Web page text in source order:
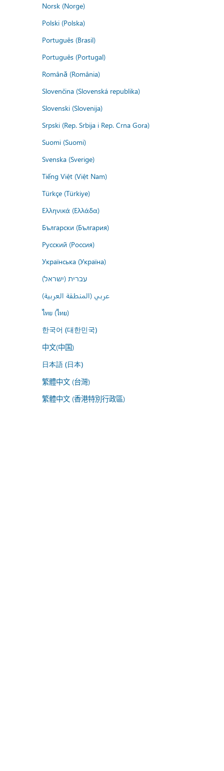
Norsk (Norge)
Polski (Polska)
Português (Brasil)
Português (Portugal)
Română (România)
Slovenčina (Slovenská republika)
Slovenski (Slovenija)
Srpski (Rep. Srbija i Rep. Crna Gora)
Suomi (Suomi)
Svenska (Sverige)
Tiếng Việt (Việt Nam)
Türkçe (Türkiye)
Ελληνικά (Ελλάδα)
Български (България)
Русский (Россия)
Українська (Україна)
עברית (ישראל)
عربي (المنطقة العربية)
ไทย (ไทย)
한국어 (대한민국)
中文(中国)
日本語 (日本)
繁體中文 (台灣)
繁體中文 (香港特別行政區)